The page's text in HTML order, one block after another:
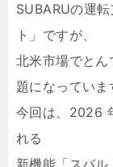
SUBARUの運
ト」ですが、
北米市場でと
題になっていま
今回は、2026
れる
新機能「スバ